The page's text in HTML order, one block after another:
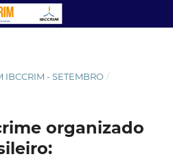
IBCCRIM - SETEMBRO /
organizado